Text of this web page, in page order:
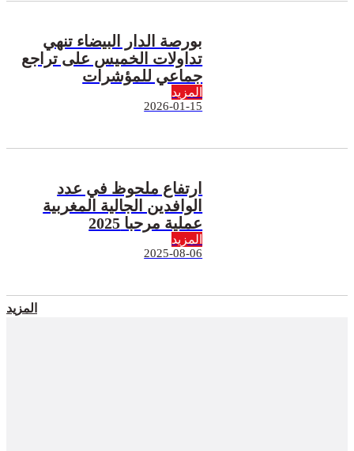
بورصة الدار البيضاء تنهي
تداولات الخميس على تراجع
جماعي للمؤشرات
المزيد
2026-01-15
ارتفاع ملحوظ في عدد
الوافدين الجالية المغربية
عملية مرحبا 2025
المزيد
2025-08-06
المزيد